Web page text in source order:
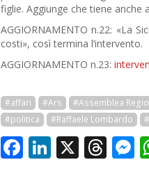
figlie. Aggiunge che tiene anche
AGGIORNAMENTO n.22: «La
costi», così termina l’intervento.
AGGIORNAMENTO n.23:
#affari #Ars #Assemblea
#politica
#Raffaele Lombardo
Facebook
LinkedIn
X